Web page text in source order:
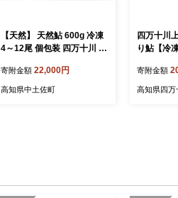
【天然】 天然鮎 600g 冷凍
4～12尾 個包装 四万十川 上
魚 天然 冷凍鮎 釣り 魚 さか
な 魚介 煮物 甘露煮 塩焼き
知県 高知 四万十 中土佐
寄附金額 22,000円
高知県中土佐町
四万十川
り鮎【冷
焼き 鮎 天
分け
寄附金額
高知県四万